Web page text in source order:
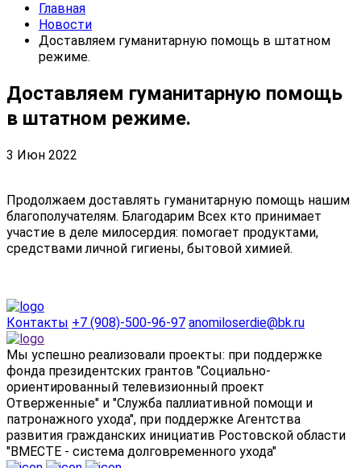
Главная
Новости
Доставляем гуманитарную помощь в штатном
режиме.
Доставляем гуманитарную помощь
в штатном режиме.
3 Июн 2022
Продолжаем доставлять гуманитарную помощь нашим
благополучателям. Благодарим Всех кто принимает
участие в деле милосердия: помогает продуктами,
средствами личной гигиены, бытовой химией.
Контакты +7 (908)-500-96-97 anomiloserdie@bk.ru
Мы успешно реализовали проекты: при поддержке
фонда президентских грантов "Социально-
ориентированный телевизионный проект
Отверженные" и "Служба паллиативной помощи и
патронажного ухода", при поддержке Агентства
развития гражданских инициатив Ростовской области
"ВМЕСТЕ - система долговременного ухода"